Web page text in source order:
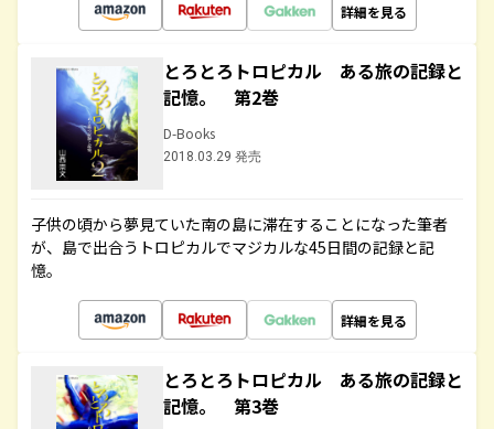
詳細を見る
とろとろトロピカル ある旅の記録と
記憶。 第2巻
D-Books
2018.03.29 発売
子供の頃から夢見ていた南の島に滞在することになった筆者
が、島で出合うトロピカルでマジカルな45日間の記録と記
憶。
詳細を見る
とろとろトロピカル ある旅の記録と
記憶。 第3巻